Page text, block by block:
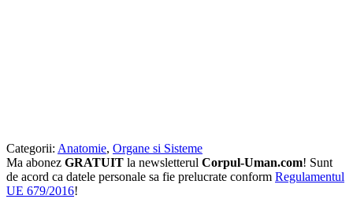
Categorii: Anatomie, Organe si Sisteme
Ma abonez GRATUIT la newsletterul Corpul-Uman.com! Sunt
de acord ca datele personale sa fie prelucrate conform Regulamentul
UE 679/2016!